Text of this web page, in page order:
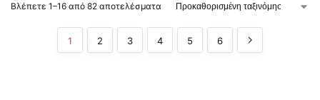
Βλέπετε 1–16 από 82 αποτελέσματα
1 2 3 4 5 6